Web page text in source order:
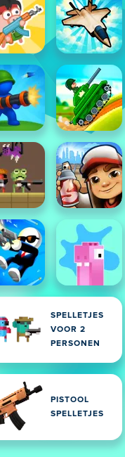
SPELLETJES
VOOR 2
PERSONEN
PISTOOL
SPELLETJES